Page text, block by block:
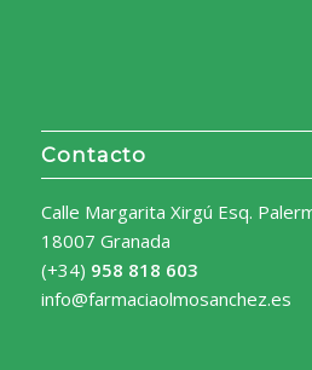
Contacto
Calle Margarita Xirgú Esq.
18007 Granada
(+34) 958 818 603
info@farmaciaolmosanchez.es